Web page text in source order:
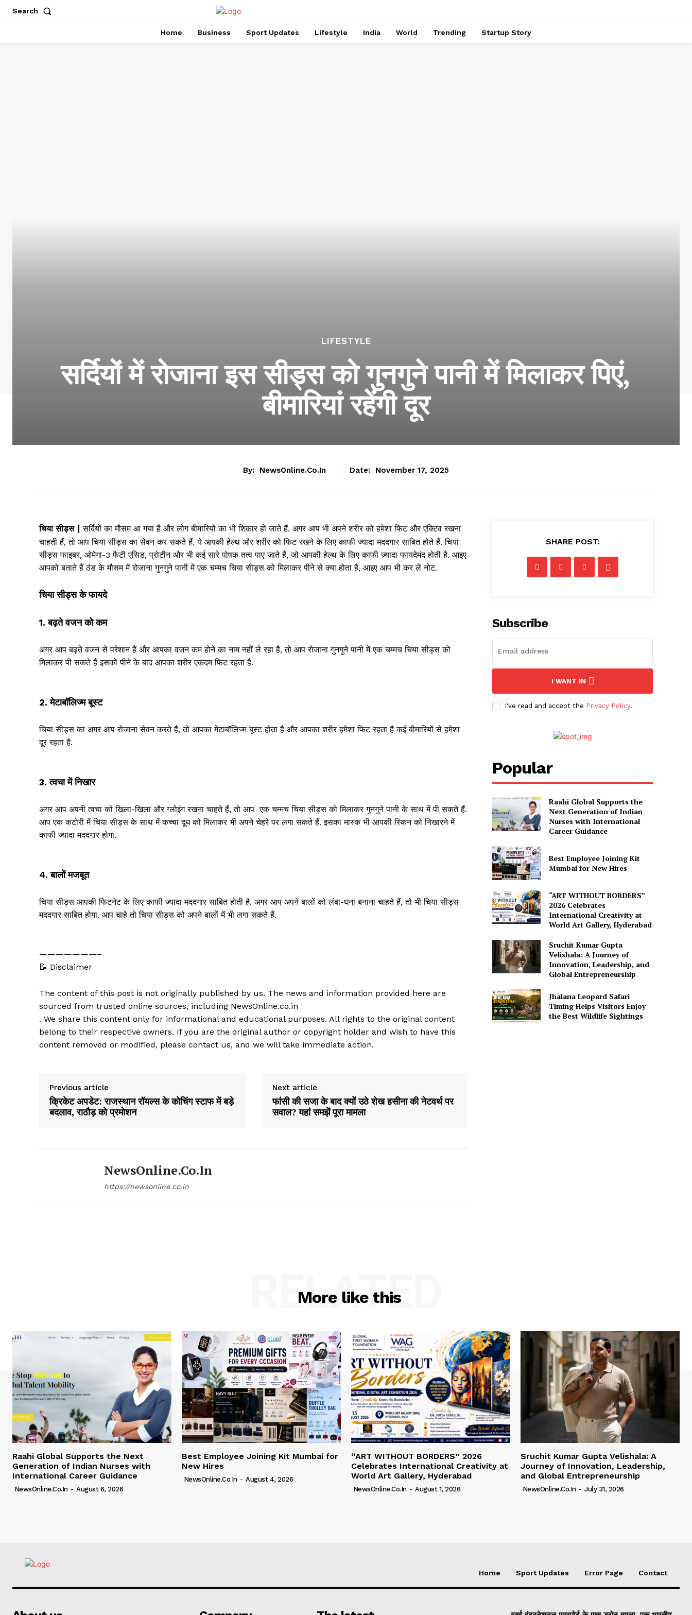
Search
Home Business Sport Updates Lifestyle India World Trending Startup Story
LIFESTYLE
सर्दियों में रोजाना इस सीड्स को गुनगुने पानी में मिलाकर पिएं,
बीमारियां रहेंगी दूर
By: NewsOnline.co.in Date: November 17, 2025
चिया सीड्स|सर्दियों का मौसम आ गया है और लोग बीमारियों का भी शिकार हो जाते हैं. अगर आप भी अपने शरीर को हमेशा फिट और एक्टिव रखना
चाहती हैं, तो आप चिया सीड्स का सेवन कर सकते हैं. ये आपकी हेल्थ और शरीर को फिट रखने के लिए काफी ज्यादा मददगार साबित होते हैं. चिया
सीड्स फाइबर, ओमेगा-3 फैटी एसिड, प्रोटीन और भी कई सारे पोषक तत्व पाए जाते हैं, जो आपकी हेल्थ के लिए काफी ज्यादा फायदेमंद होती है. आइए
आपको बताते हैं ठंड के मौसम में रोजाना गुनगुने पानी में एक चम्मच चिया सीड्स को मिलाकर पीने से क्या होता है, आइए आप भी कर लें नोट.
चिया सीड्स के फायदे
1. बढ़ते वजन को कम
अगर आप बढ़ते वजन से परेशान हैं और आपका वजन कम होने का नाम नहीं ले रहा है, तो आप रोजाना गुनगुने पानी में एक चम्मच चिया सीड्स को
मिलाकर पी सकते हैं इसको पीने के बाद आपका शरीर एकदम फिट रहता है.
2. मेटाबॉलिज्म बूस्ट
चिया सीड्स का अगर आप रोजाना सेवन करते हैं, तो आपका मेटाबॉलिज्म बूस्ट होता है और आपका शरीर हमेशा फिट रहता है कई बीमारियों से हमेशा
दूर रहता है.
3. त्वचा में निखार
अगर आप अपनी त्वचा को खिला-खिला और ग्लोइंग रखना चाहते हैं, तो आप एक चम्मच चिया सीड्स को मिलाकर गुनगुने पानी के साथ में पी सकते हैं.
आप एक कटोरी में चिया सीड्स के साथ में कच्चा दूध को मिलाकर भी अपने चेहरे पर लगा सकते हैं. इसका मास्क भी आपकी स्किन को निखारने में
काफी ज्यादा मददगार होगा.
4. बालों मजबूत
चिया सीड्स आपकी फिटनेट के लिए काफी ज्यादा मददगार साबित होती है. अगर आप अपने बालों को लंबा-घना बनाना चाहते हैं, तो भी चिया सीड्स
मददगार साबित होगा. आप चाहे तो चिया सीड्स को अपने बालों में भी लगा सकते हैं.
———————–
📝 Disclaimer
The content of this post is not originally published by us. The news and information provided here are
sourced from trusted online sources, including NewsOnline.co.in
. We share this content only for informational and educational purposes. All rights to the original content
belong to their respective owners. If you are the original author or copyright holder and wish to have this
content removed or modified, please contact us, and we will take immediate action.
Previous article
क्रिकेट अपडेट: राजस्थान रॉयल्स के कोचिंग स्टाफ में बड़े
बदलाव, राठौड़ को प्रमोशन
Next article
फांसी की सजा के बाद क्यों उठे शेख हसीना की नेटवर्थ पर
सवाल? यहां समझें पूरा मामला
NewsOnline.co.in
https://newsonline.co.in
SHARE POST:
Subscribe
I WANT IN
I've read and accept the Privacy Policy.
Popular
Raahi Global Supports the
Next Generation of Indian
Nurses with International
Career Guidance
Best Employee Joining Kit
Mumbai for New Hires
“ART WITHOUT BORDERS”
2026 Celebrates
International Creativity at
World Art Gallery, Hyderabad
Sruchit Kumar Gupta
Velishala: A Journey of
Innovation, Leadership, and
Global Entrepreneurship
Jhalana Leopard Safari
Timing Helps Visitors Enjoy
the Best Wildlife Sightings
More like this
RELATED
Raahi Global Supports the Next
Generation of Indian Nurses with
International Career Guidance
NewsOnline.co.in - August 6, 2026
Best Employee Joining Kit Mumbai for
New Hires
NewsOnline.co.in - August 4, 2026
“ART WITHOUT BORDERS” 2026
Celebrates International Creativity at
World Art Gallery, Hyderabad
NewsOnline.co.in - August 1, 2026
Sruchit Kumar Gupta Velishala: A
Journey of Innovation, Leadership,
and Global Entrepreneurship
NewsOnline.co.in - July 31, 2026
Home Sport Updates Error Page Contact